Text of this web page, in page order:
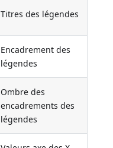
Titres des légendes
Encadrement des
légendes
Ombre des
encadrements des
légendes